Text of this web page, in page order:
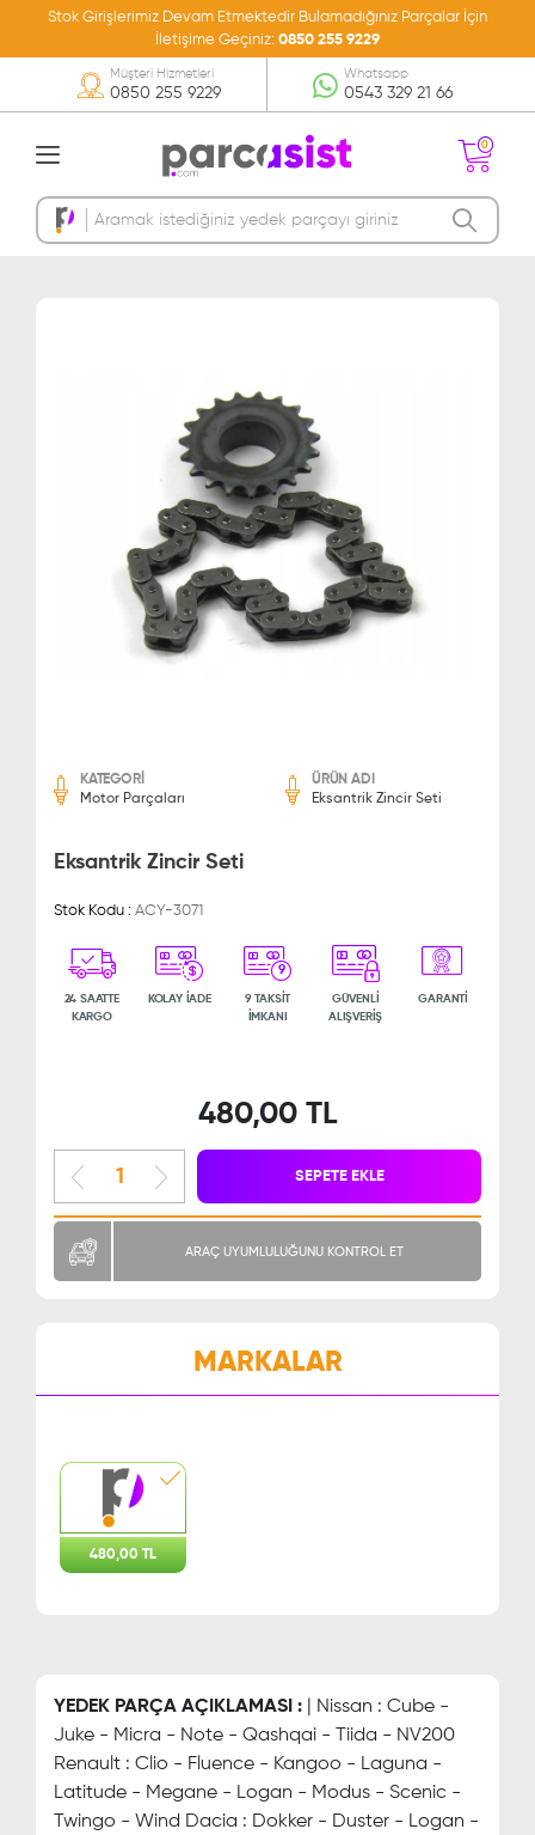
Stok Girişlerimiz Devam Etmektedir Bulamadığınız Parçalar İçin
İletişime Geçiniz: 0850 255 9229
0850 255 9229
Müşteri Hizmetleri
0543 329 21 66
Whatsapp
0
Sepetinizde Ürün
KATEGORİ
Motor Parçaları
ÜRÜN ADI
Eksantrik Zincir Seti
Eksantrik Zincir Seti
Stok Kodu : ACY-3071
24 SAATTE
KARGO
KOLAY İADE
9
9 TAKSİT
İMKANI
GÜVENLİ
ALIŞVERİŞ
GARANTİ
480,00 TL
SEPETE EKLE
ARAÇ UYUMLULUĞUNU KONTROL ET
MARKALAR
480,00 TL
YEDEK PARÇA AÇIKLAMASI : | Nissan : Cube -
Juke - Micra - Note - Qashqai - Tiida - NV200
Renault : Clio - Fluence - Kangoo - Laguna -
Latitude - Megane - Logan - Modus - Scenic -
Twingo - Wind Dacia : Dokker - Duster - Logan -